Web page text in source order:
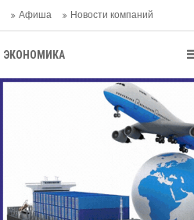
Афиша Новости компаний
ЭКОНОМИКА